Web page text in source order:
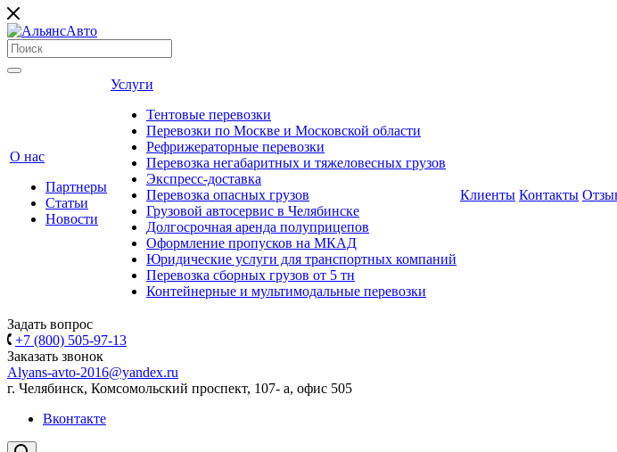
О нас
Партнеры
Статьи
Новости
Услуги
Тентовые перевозки
Перевозки по Москве и Московской области
Рефрижераторные перевозки
Перевозка негабаритных и тяжеловесных грузов
Экспресс-доставка
Перевозка опасных грузов
Грузовой автосервис в Челябинске
Долгосрочная аренда полуприцепов
Оформление пропусков на МКАД
Юридические услуги для транспортных компаний
Перевозка сборных грузов от 5 тн
Контейнерные и мультимодальные перевозки
Клиенты Контакты
Задать вопрос
+7 (800) 505-97-13
Заказать звонок
Alyans-avto-2016@yandex.ru
г. Челябинск, Комсомольский проспект, 107- а, офис 505
Вконтакте